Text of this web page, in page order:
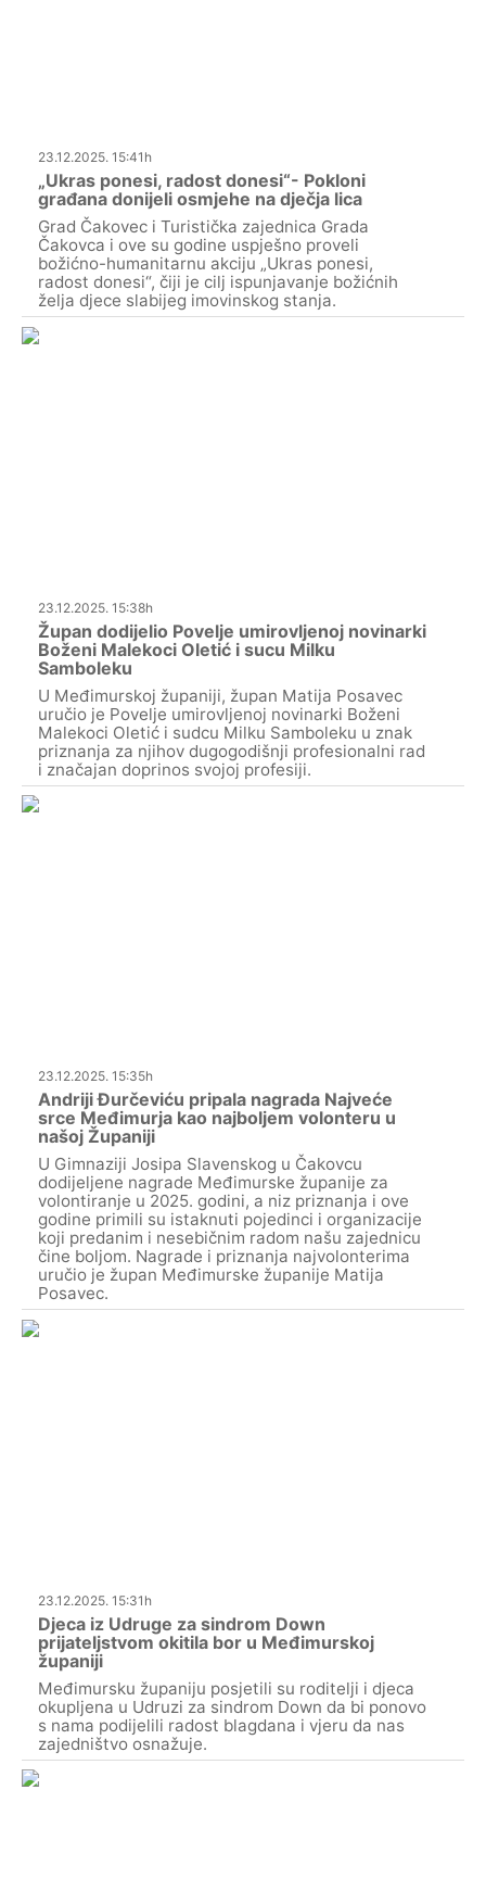
23.12.2025. 15:41h
„Ukras ponesi, radost donesi“- Pokloni
građana donijeli osmjehe na dječja lica
Grad Čakovec i Turistička zajednica Grada
Čakovca i ove su godine uspješno proveli
božićno-humanitarnu akciju „Ukras ponesi,
radost donesi“, čiji je cilj ispunjavanje božićnih
želja djece slabijeg imovinskog stanja.
23.12.2025. 15:38h
Župan dodijelio Povelje umirovljenoj novinarki
Boženi Malekoci Oletić i sucu Milku
Samboleku
U Međimurskoj županiji, župan Matija Posavec
uručio je Povelje umirovljenoj novinarki Boženi
Malekoci Oletić i sudcu Milku Samboleku u znak
priznanja za njihov dugogodišnji profesionalni rad
i značajan doprinos svojoj profesiji.
23.12.2025. 15:35h
Andriji Đurčeviću pripala nagrada Najveće
srce Međimurja kao najboljem volonteru u
našoj Županiji
U Gimnaziji Josipa Slavenskog u Čakovcu
dodijeljene nagrade Međimurske županije za
volontiranje u 2025. godini, a niz priznanja i ove
godine primili su istaknuti pojedinci i organizacije
koji predanim i nesebičnim radom našu zajednicu
čine boljom. Nagrade i priznanja najvolonterima
uručio je župan Međimurske županije Matija
Posavec.
23.12.2025. 15:31h
Djeca iz Udruge za sindrom Down
prijateljstvom okitila bor u Međimurskoj
županiji
Međimursku županiju posjetili su roditelji i djeca
okupljena u Udruzi za sindrom Down da bi ponovo
s nama podijelili radost blagdana i vjeru da nas
zajedništvo osnažuje.